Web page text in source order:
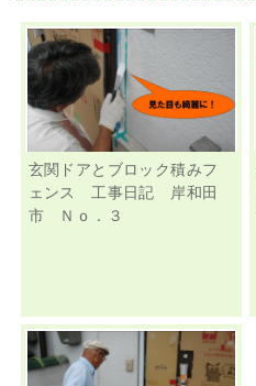
玄関ドアとブロック積みフ
ェンス 工事日記 岸和田
市 Ｎｏ．３